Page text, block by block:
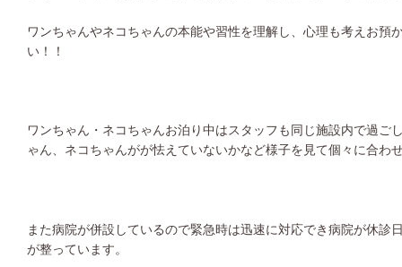
ワンちゃんやネコちゃんの本能や習性を理解し、心理も考えお預
い！！
ワンちゃん・ネコちゃんお泊り中はスタッフも同じ施設内で過ご
ゃん、ネコちゃんがが怯えていないかなど様子を見て個々に合わ
また病院が併設しているので緊急時は迅速に対応でき病院が休診
が整っています。